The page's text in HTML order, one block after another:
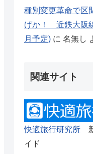
種別変更革命で区
げか！ 近鉄大阪
月予定) に 名無し
関連サイト
快適旅行研究所
イド